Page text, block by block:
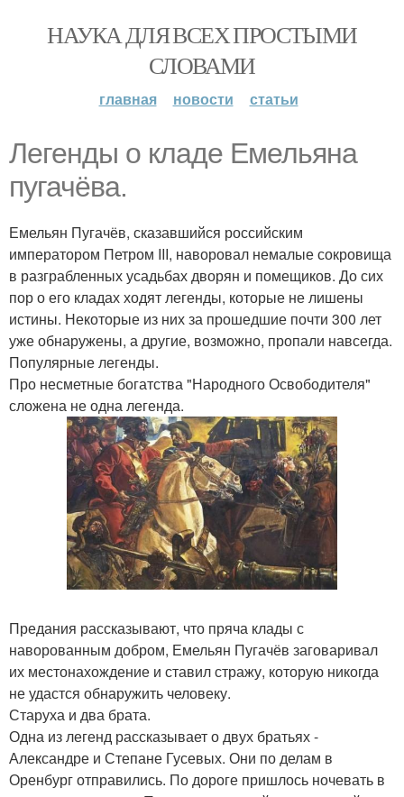
НАУКА ДЛЯ ВСЕХ ПРОСТЫМИ
СЛОВАМИ
главная новости статьи
Легенды о кладе Емельяна
пугачёва.
Емельян Пугачёв, сказавшийся российским
императором Петром III, наворовал немалые сокровища
в разграбленных усадьбах дворян и помещиков. До сих
пор о его кладах ходят легенды, которые не лишены
истины. Некоторые из них за прошедшие почти 300 лет
уже обнаружены, а другие, возможно, пропали навсегда.
Популярные легенды.
Про несметные богатства "Народного Освободителя"
сложена не одна легенда.
Предания рассказывают, что пряча клады с
наворованным добром, Емельян Пугачёв заговаривал
их местонахождение и ставил стражу, которую никогда
не удастся обнаружить человеку.
Старуха и два брата.
Одна из легенд рассказывает о двух братьях -
Александре и Степане Гусевых. Они по делам в
Оренбург отправились. По дороге пришлось ночевать в